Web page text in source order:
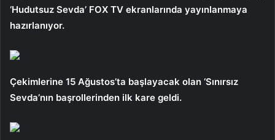
‘Hudutsuz Sevda’ FOX TV ekranlarında yayınlanmaya
hazırlanıyor.
Çekimlerine 15 Ağustos’ta başlayacak olan ‘Sınırsız
Sevda’nın başrollerinden ilk kare geldi.